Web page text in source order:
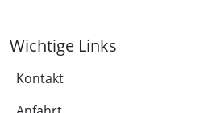
Wichtige Links
Kontakt